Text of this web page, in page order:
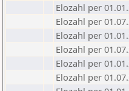
Elozahl per
Elozahl per
Elozahl per
Elozahl per
Elozahl per
Elozahl per